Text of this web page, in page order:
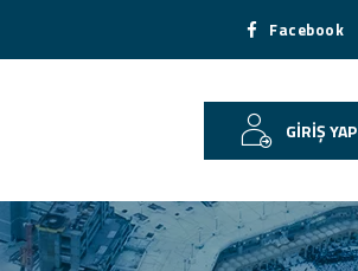
Facebook
GIRIŞ YAP